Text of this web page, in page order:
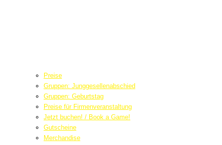
Preise
Gruppen: Junggesellenabschied
Gruppen: Geburtstag
Preise für Firmenveranstaltung
Jetzt buchen! / Book a Game!
Gutscheine
Merchandise